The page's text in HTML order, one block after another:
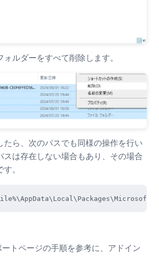
ォルダーをすべて削除します。
たら、次のパスでも同様の操作を行い
スは存在しない場合もあり、その場合
。
ートページの手順を参考に、アドイン